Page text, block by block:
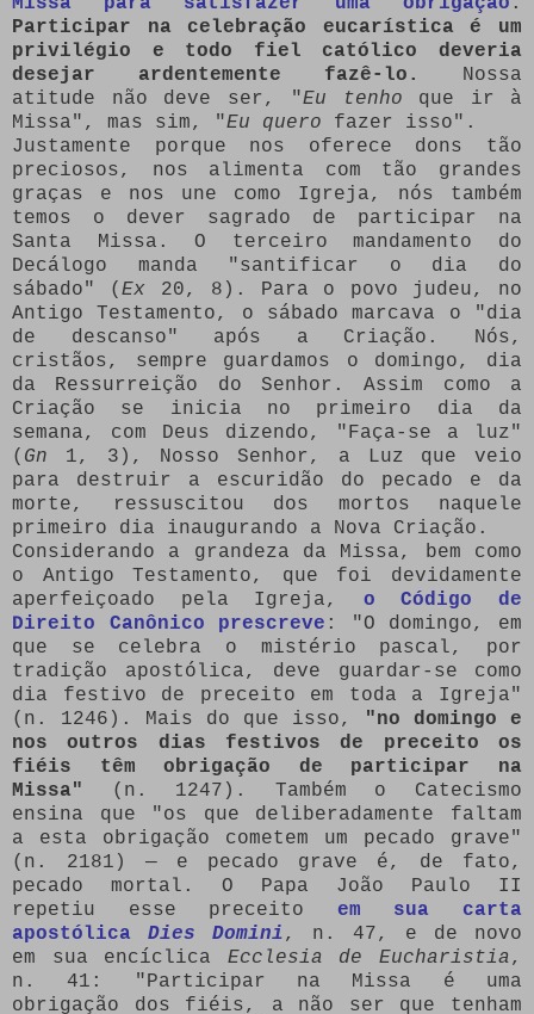
Participar na celebração eucarística é um
privilégio e todo fiel católico deveria
desejar ardentemente fazê-lo.
Nossa
atitude não deve ser, "Eu tenho que ir à
Missa", mas sim, "Eu quero fazer isso".
Justamente porque nos oferece dons tão
preciosos, nos alimenta com tão grandes
graças e nos une como Igreja, nós também
temos o dever sagrado de participar na
Santa Missa. O terceiro mandamento do
Decálogo manda "santificar o dia do
sábado" (Ex 20, 8). Para o povo judeu, no
Antigo Testamento, o sábado marcava o "dia
de descanso" após a Criação. Nós,
cristãos, sempre guardamos o domingo, dia
da Ressurreição do Senhor. Assim como a
Criação se inicia no primeiro dia da
semana, com Deus dizendo, "Faça-se a luz"
( Gn 1, 3), Nosso Senhor, a Luz que veio
para destruir a escuridão do pecado e da
morte, ressuscitou dos mortos naquele
primeiro dia inaugurando a Nova Criação.
Considerando a grandeza da Missa, bem como
o Antigo Testamento, que foi devidamente
aperfeiçoado pela Igreja, o Código de
Direito Canônico prescreve : "O domingo, em
que se celebra o mistério pascal, por
tradição apostólica, deve guardar-se como
dia festivo de preceito em toda a Igreja"
(n. 1246). Mais do que isso,
"no domingo e
nos outros dias festivos de preceito os
fiéis têm obrigação de participar na
Missa"
(n. 1247). Também o Catecismo
ensina que "os que deliberadamente faltam
a esta obrigação cometem um pecado grave"
(n. 2181) — e pecado grave é, de fato,
pecado mortal. O Papa João Paulo II
repetiu esse preceito em sua carta
apostólica Dies Domini, n. 47, e de novo
em sua encíclica Ecclesia de Eucharistia,
n. 41: "Participar na Missa é uma
obrigação dos fiéis, a não ser que tenham